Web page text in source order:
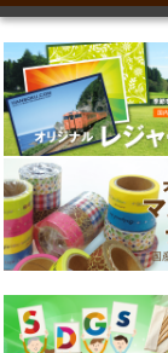
フェイスシール